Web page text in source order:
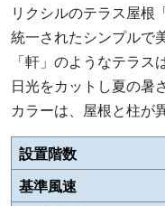
リクシルのテラス屋根
統一されたシンプルで
「軒」のようなテラ
日光をカットし夏の暑
カラーは、屋根と柱が
設置階数
基準風速